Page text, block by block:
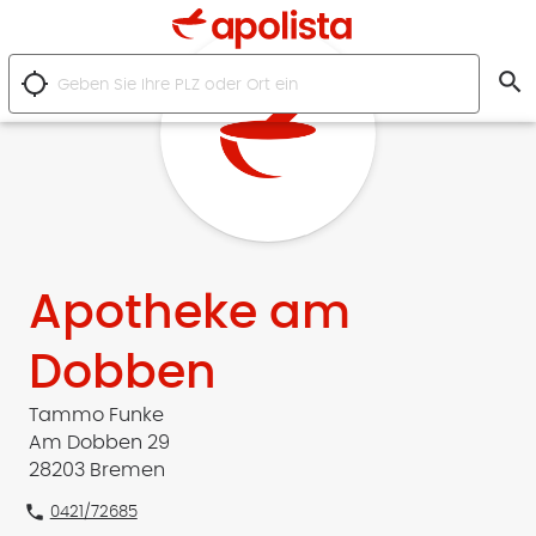
location_searching search
Apotheke am
Dobben
Tammo Funke
Am Dobben 29
28203 Bremen
phone 0421/72685